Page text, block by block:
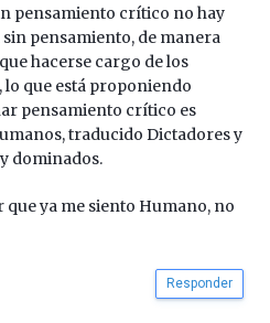
pensamiento crítico no hay
pensamiento, de manera
hacerse cargo de los
que está proponiendo
pensamiento crítico es
traducido Dictadores y
dominados.
ya me siento Humano, no
Responder